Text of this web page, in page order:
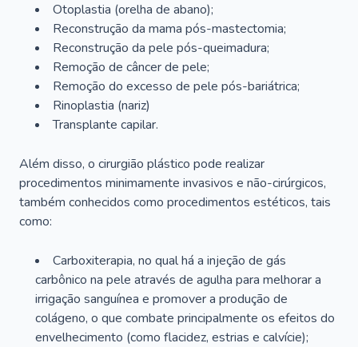
Otoplastia (orelha de abano);
Reconstrução da mama pós-mastectomia;
Reconstrução da pele pós-queimadura;
Remoção de câncer de pele;
Remoção do excesso de pele pós-bariátrica;
Rinoplastia (nariz)
Transplante capilar.
Além disso, o cirurgião plástico pode realizar
procedimentos minimamente invasivos e não-cirúrgicos,
também conhecidos como procedimentos estéticos, tais
como:
Carboxiterapia, no qual há a injeção de gás
carbônico na pele através de agulha para melhorar a
irrigação sanguínea e promover a produção de
colágeno, o que combate principalmente os efeitos do
envelhecimento (como flacidez, estrias e calvície);